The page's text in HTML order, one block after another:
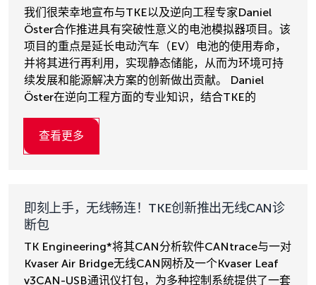
我们很荣幸地宣布与TKE以及逆向工程专家Daniel
Öster合作推进具有突破性意义的电池模拟器项目。该
项目的重点是延长电动汽车（EV）电池的使用寿命，
并将其进行再利用，实现静态储能，从而为环境可持
续发展和能源解决方案的创新做出贡献。 Daniel
Öster在逆向工程方面的专业知识，结合TKE的
查看更多
即刻上手，无线畅连！TKE创新推出无线CAN诊
断包
TK Engineering*将其CAN分析软件CANtrace与一对
Kvaser Air Bridge无线CAN网桥及一个Kvaser Leaf
v3CAN-USB通讯仪打包，为多种控制系统提供了一套